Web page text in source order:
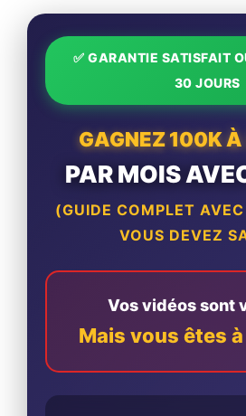
✅ GARANTIE SATISFAIT
30 JOURS
GAGNEZ 100K
PAR MOIS
(GUIDE COMPLET
VOUS DEVEZ
Vos vidéos sont
Mais vous êtes à